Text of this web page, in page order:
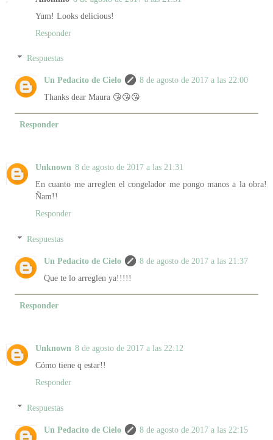
Yum! Looks delicious!
Responder
Respuestas
Un Pedacito de Cielo
8 de agosto de 2017 a las 22:00
Thanks dear Maura 😘😘😘
Responder
Unknown 8 de agosto de 2017 a las 21:31
En cuanto me arreglen el congelador me pongo manos a la obra!
Ñam!!
Responder
Respuestas
Un Pedacito de Cielo
8 de agosto de 2017 a las 21:37
Que te lo arreglen ya!!!!!
Responder
Unknown 8 de agosto de 2017 a las 22:12
Cómo tiene q estar!!
Responder
Respuestas
Un Pedacito de Cielo
8 de agosto de 2017 a las 22:15